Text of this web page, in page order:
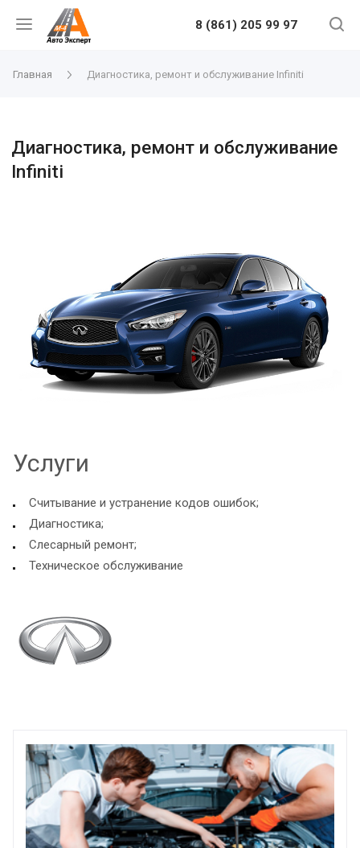
8 (861) 205 99 97
Главная Диагностика, ремонт и обслуживание Infiniti
Диагностика, ремонт и обслуживание
Infiniti
Услуги
Считывание и устранение кодов ошибок;
Диагностика;
Слесарный ремонт;
Техническое обслуживание